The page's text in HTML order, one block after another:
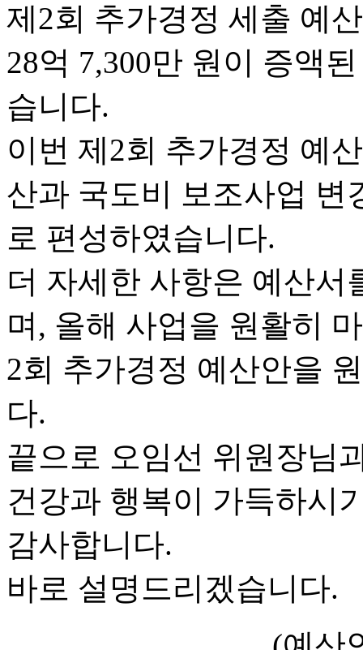
제2회 추가경정 세출 예
28억 7,300만 원이 증액
습니다.
이번 제2회 추가경정 예
산과 국도비 보조사업 변
로 편성하였습니다.
더 자세한 사항은 예산
며, 올해 사업을 원활히
2회 추가경정 예산안을
다.
끝으로 오임선 위원장님
건강과 행복이 가득하시
감사합니다.
바로 설명드리겠습니다.